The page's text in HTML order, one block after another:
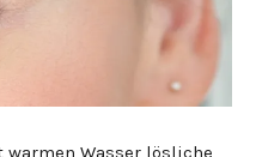
Wasser lösliche